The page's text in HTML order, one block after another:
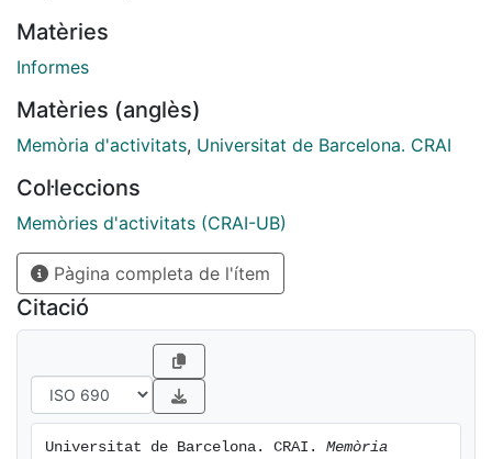
Matèries
Informes
Matèries (anglès)
Memòria d'activitats, Universitat de Barcelona. CRAI
Col·leccions
Memòries d'activitats (CRAI-UB)
Pàgina completa de l'ítem
Citació
Universitat de Barcelona. CRAI. Memòria